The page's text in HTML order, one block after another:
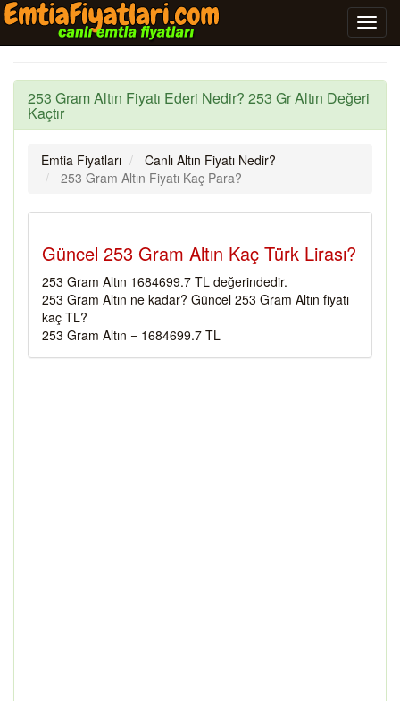
253 Gram Altın Fiyatı Ederi Nedir? 253 Gr Altın Değeri
Kaçtır
Emtia Fiyatları
Canlı Altın Fiyatı Nedir?
253 Gram Altın Fiyatı Kaç Para?
Güncel 253 Gram Altın Kaç Türk Lirası?
253 Gram Altın 1684699.7 TL değerindedir.
253 Gram Altın ne kadar? Güncel 253 Gram Altın fiyatı
kaç TL?
253 Gram Altın = 1684699.7 TL